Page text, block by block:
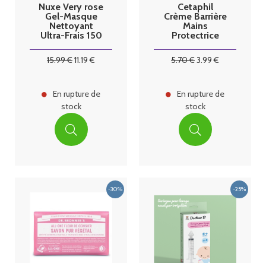
Nuxe Very rose
Gel-Masque
Nettoyant
Ultra-Frais 150
15.99€11.19 €
En rupture de
stock
Cetaphil
Crème Barrière
Mains
Protectrice
5.70€3.99 €
En rupture de
stock